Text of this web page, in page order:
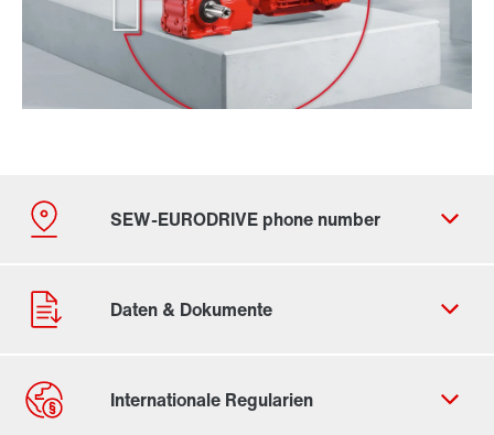
Durch Aktivierung der PLZ-Suche werden von Google